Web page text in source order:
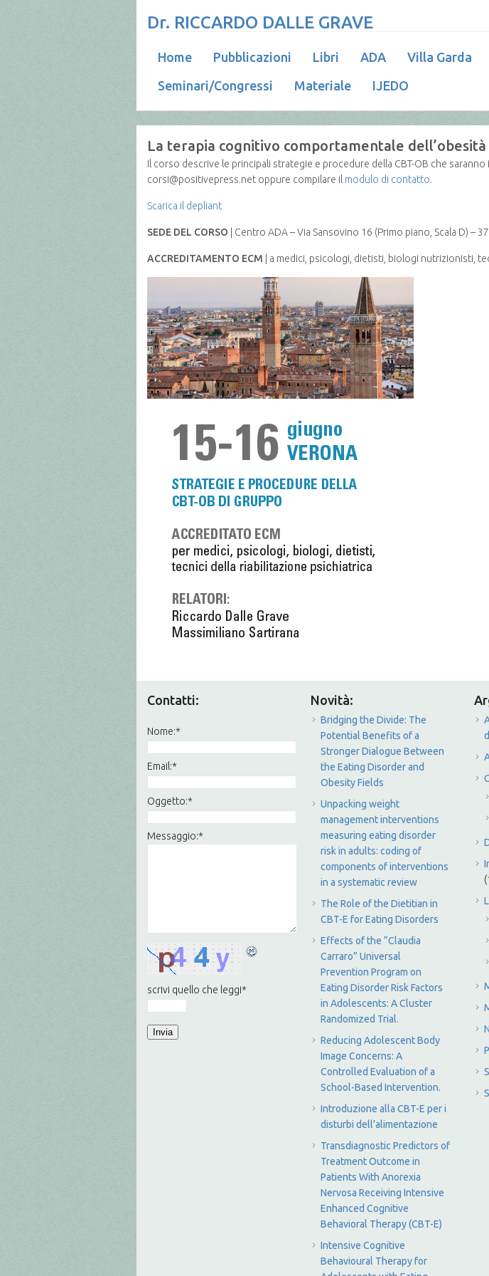
Dr. RICCARDO DALLE GRAVE
Home Pubblicazioni Libri ADA Villa Garda
Seminari/Congressi
Materiale IJEDO
La terapia cognitivo comportamentale dell’obesità
Il corso descrive le principali strategie e procedure della CBT-OB che
corsi@positivepress.net oppure compilare il modulo di contatto.
Scarica il depliant
SEDE DEL CORSO | Centro ADA – Via Sansovino 16 (Primo piano, Scala D) –
ACCREDITAMENTO ECM | a medici, psicologi, dietisti, biologi nutrizionisti,
Contatti:
Nome:*
Email:*
Oggetto:*
Messaggio:*
scrivi quello che leggi*
Novità:
Bridging the Divide: The
Potential Benefits of a
Stronger Dialogue Between
the Eating Disorder and
Obesity Fields
Unpacking weight
management interventions
measuring eating disorder
risk in adults: coding of
components of interventions
in a systematic review
The Role of the Dietitian in
CBT-E for Eating Disorders
Effects of the “Claudia
Carraro” Universal
Prevention Program on
Eating Disorder Risk Factors
in Adolescents: A Cluster
Randomized Trial.
Reducing Adolescent Body
Image Concerns: A
Controlled Evaluation of a
School-Based Intervention.
Introduzione alla CBT-E per i
disturbi dell’alimentazione
Transdiagnostic Predictors of
Treatment Outcome in
Patients With Anorexia
Nervosa Receiving Intensive
Enhanced Cognitive
Behavioral Therapy (CBT-E)
Intensive Cognitive
Behavioural Therapy for